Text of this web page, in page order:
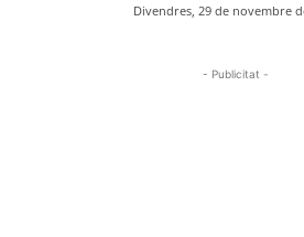
Divendres, 29 de novembre
- Publicitat -